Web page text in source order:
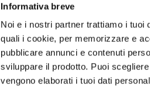
Informativa breve
Noi e i nostri partner trattiamo i tuoi
quali i cookie, per memorizzare e
pubblicare annunci e contenuti
sviluppare il prodotto. Puoi
vengono elaborati i tuoi dati